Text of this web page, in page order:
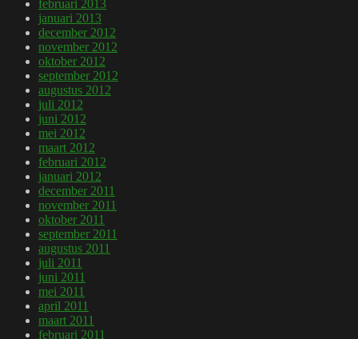
februari 2013
januari 2013
december 2012
november 2012
oktober 2012
september 2012
augustus 2012
juli 2012
juni 2012
mei 2012
maart 2012
februari 2012
januari 2012
december 2011
november 2011
oktober 2011
september 2011
augustus 2011
juli 2011
juni 2011
mei 2011
april 2011
maart 2011
februari 2011